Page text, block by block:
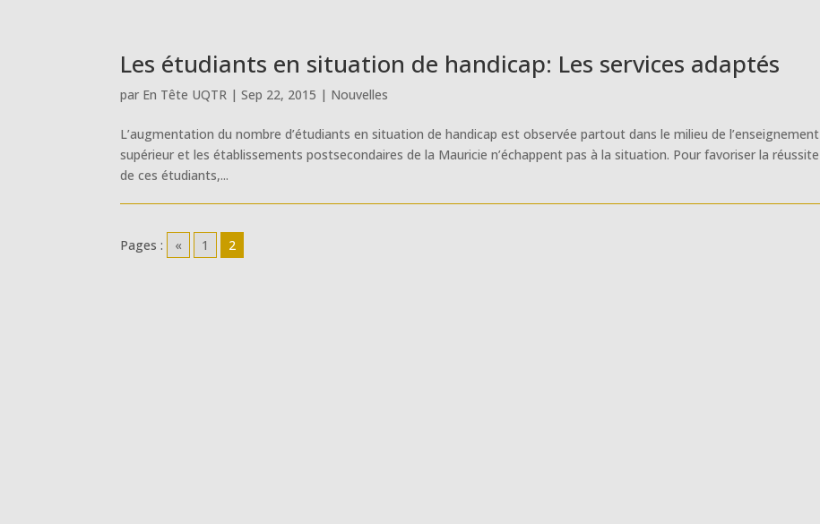
Les étudiants en situation de handicap: Les services adaptés
par En Tête UQTR |Sep 22, 2015 | Nouvelles
L’augmentation du nombre d’étudiants en situation de handicap est observée partout dans le milieu de l’enseignement
supérieur et les établissements postsecondaires de la Mauricie n’échappent pas à la situation. Pour favoriser la réussite
de ces étudiants,...
Pages : « 1 2